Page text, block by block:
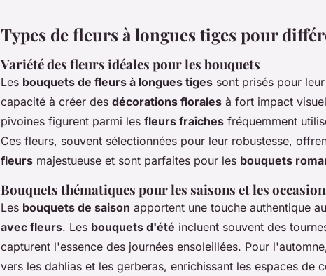
Types de fleurs à longues tiges pour
Variété des fleurs idéales pour les bouquets
Les bouquets de fleurs à longues tiges sont prisés pour leur
capacité à créer des décorations florales à fort impact
pivoines figurent parmi les fleurs fraîches fréquemment
Ces fleurs, souvent sélectionnées pour leur robustesse,
fleurs majestueuse et sont parfaites pour les bouquets
Bouquets thématiques pour les saisons et les
Les bouquets de saison apportent une touche authentique
avec fleurs. Les bouquets d'été incluent souvent des
capturent l'essence des journées ensoleillées. Pour
vers les dahlias et les gerberas, enrichissant les espaces de